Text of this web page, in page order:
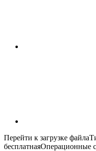
Перейти к загрузке
бесплатнаяОперационные